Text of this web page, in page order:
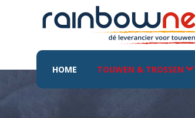
HOME TOUWEN & TROSSEN